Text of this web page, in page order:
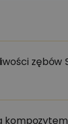
zębów
kompozytem